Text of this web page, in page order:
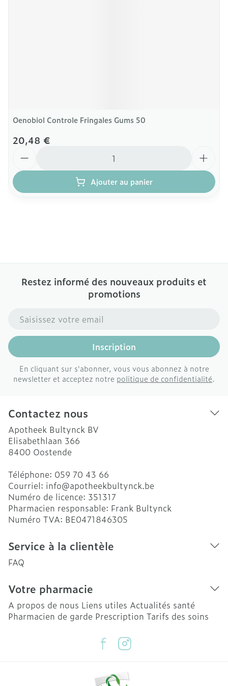
Oenobiol Controle Fringales Gums 50
20,48 €
Ajouter au panier
Restez informé des nouveaux produits et
promotions
Adresse mail
Inscription
En cliquant sur s'abonner, vous vous abonnez à notre
newsletter et acceptez notre politique de confidentialité.
Contactez nous
Apotheek Bultynck BV
Elisabethlaan 366
8400 Oostende
Téléphone: 059 70 43 66
Courriel: info@apotheekbultynck.be
Numéro de licence: 351317
Pharmacien responsable: Frank Bultynck
Numéro TVA: BE0471846305
Service à la clientèle
FAQ
Votre pharmacie
A propos de nous Liens utiles Actualités santé
Pharmacien de garde Prescription Tarifs des soins